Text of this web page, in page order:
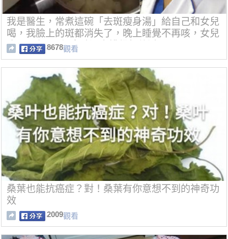
我是醫生，常煮這碗「去斑瘦身湯」給自己和女兒
喝，我臉上的斑都消失了，晚上睡覺不再咳，女兒
瘦5公斤，那個來時汙血排得超乾淨！！
8678觀看
桑葉也能抗癌症？對！桑葉有你意想不到的神奇功
效
2009觀看